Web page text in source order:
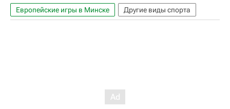
Европейские игры в Минске Другие виды спорта